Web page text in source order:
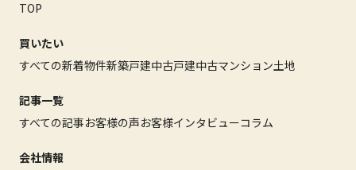
TOP
買いたい
すべての新着物件新築戸建中古戸建中古マンション土地
記事一覧
すべての記事お客様の声お客様インタビューコラム
会社情報